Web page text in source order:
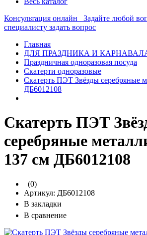
Консультация онлайн
Задайте любой
специалисту задать вопрос
Главная
ДЛЯ ПРАЗДНИКА И
Праздничная одноразовая посуда
Скатерти одноразовые
Скатерть ПЭТ Звёзды серебряные
ДБ6012108
Скатерть ПЭТ
серебряные
137 см ДБ6012108
(0)
Артикул: ДБ6012108
В закладки
В сравнение